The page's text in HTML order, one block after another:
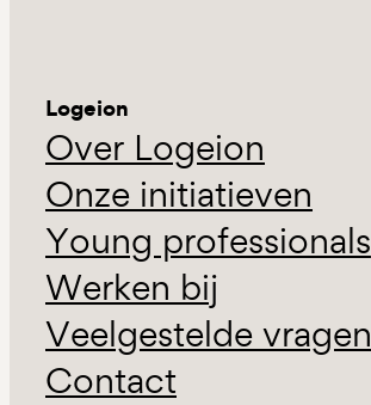
Logeion
Over Logeion
Onze initiatieven
Young professionals
Werken bij
Veelgestelde vragen
Contact